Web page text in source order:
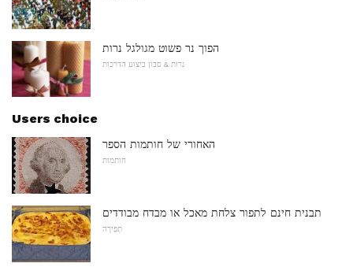
הפוך נר פשוט מגולגל נרות
נרות & סבון ביצוע הדרכות
Users choice
האחורי של חותמות הספר
חותמות
תבנית חינם לתפור צלחת מאכל או מבדח מבודדים
תְפִירָה